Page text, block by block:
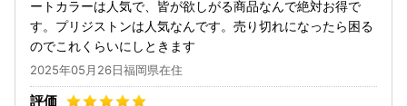
ートカラーは人気で、皆が欲しがる商品なんで絶対お得で
す。プリジストンは人気なんです。売り切れになったら困る
のでこれくらいにしときます
2025年05月26日福岡県在住